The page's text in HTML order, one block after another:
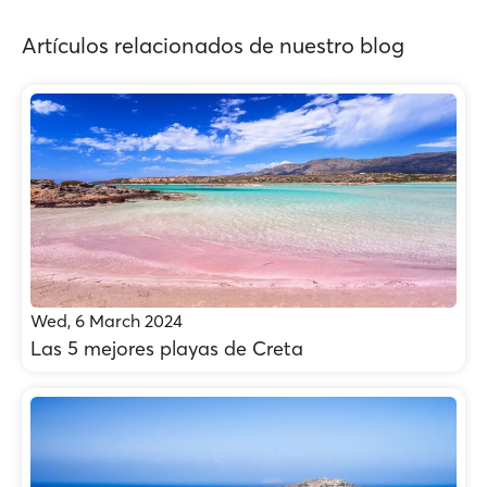
Artículos relacionados de nuestro blog
Wed, 6 March 2024
Las 5 mejores playas de Creta